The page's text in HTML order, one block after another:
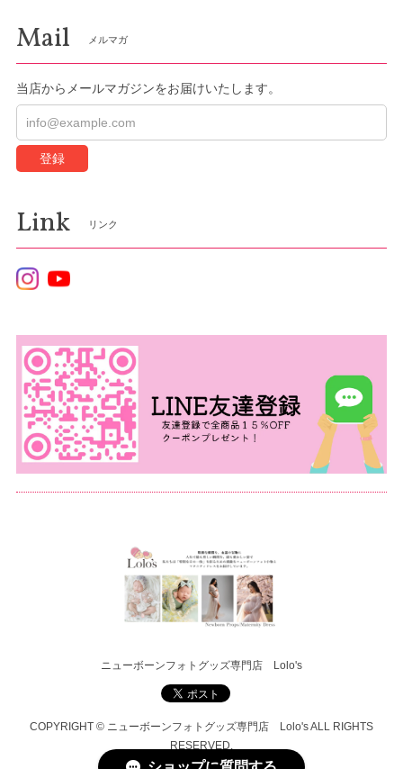
Mail メルマガ
当店からメールマガジンをお届けいたします。
登録
Link リンク
ニューボーンフォトグッズ専門店 Lolo's
COPYRIGHT © ニューボーンフォトグッズ専門店 Lolo's ALL RIGHTS
RESERVED.